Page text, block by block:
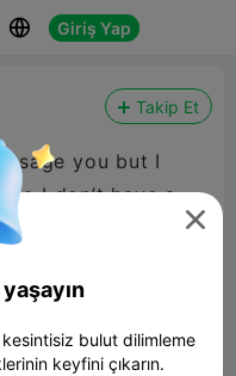
 Giriş Yap
Takip Et
you but I
I don’t have a
your mini surron
contact you.
 

kesintisiz bulut dilimleme
keyfini çıkarın.